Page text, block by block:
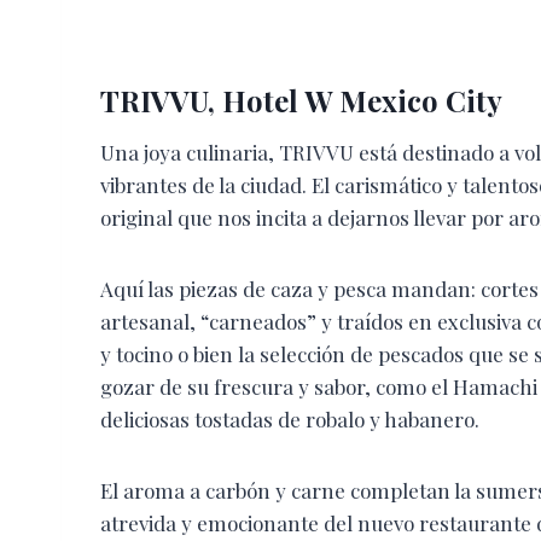
TRIVVU, Hotel W Mexico City
Una joya culinaria, TRIVVU está destinado a
vibrantes de la ciudad. El carismático y
original que nos incita a dejarnos llevar por
Aquí las piezas de caza y pesca mandan:
artesanal, “carneados” y traídos en
y tocino o bien la selección de pescados que
gozar de su frescura y sabor, como el
deliciosas tostadas de robalo y habanero.
El aroma a carbón y carne completan la
atrevida y emocionante del nuevo restaurante